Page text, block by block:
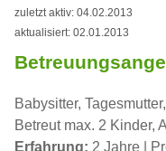
zuletzt aktiv: 04.02.2013
aktualisiert: 02.01.2013
Babysitter,
Betreut max. 2 Kinder,
Erfahrung: 2 Jahre |